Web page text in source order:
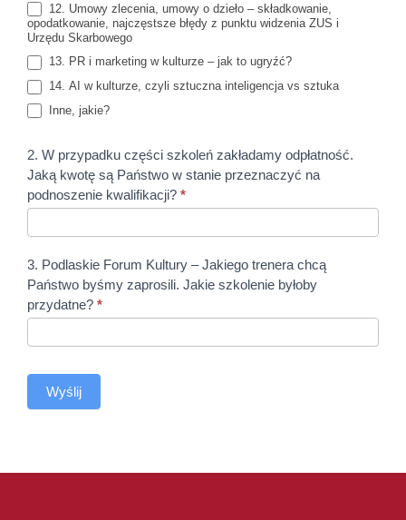
12. Umowy zlecenia, umowy o dzieło – składkowanie,
opodatkowanie, najczęstsze błędy z punktu widzenia ZUS i
Urzędu Skarbowego
13. PR i marketing w kulturze – jak to ugryźć?
14. AI w kulturze, czyli sztuczna inteligencja vs sztuka
Inne, jakie?
2. W przypadku części szkoleń zakładamy odpłatność.
Jaką kwotę są Państwo w stanie przeznaczyć na
podnoszenie kwalifikacji? *
3. Podlaskie Forum Kultury – Jakiego trenera chcą
Państwo byśmy zaprosili. Jakie szkolenie byłoby
przydatne? *
Wyślij